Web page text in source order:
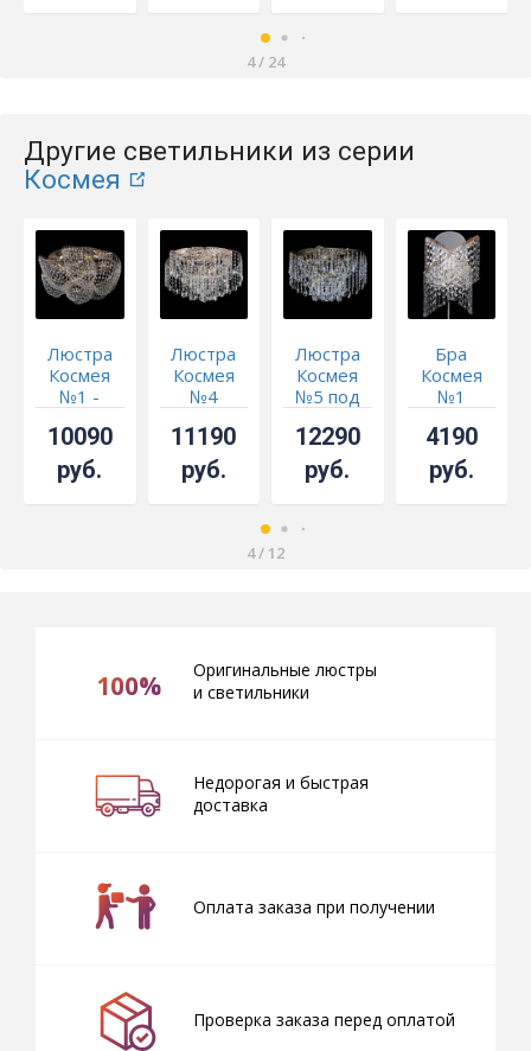
4/ 24
Другие светильники из серии
Космея
Люстра
Космея
№1 -
10090
руб.
Люстра
Космея
№4
11190
руб.
Люстра
Космея
№5 под
12290
руб.
Бра
Космея
№1
4190
руб.
4/ 12
100%
Оригинальные люстры
и светильники
Недорогая и быстрая
доставка
Оплата заказа при получении
Проверка заказа перед оплатой